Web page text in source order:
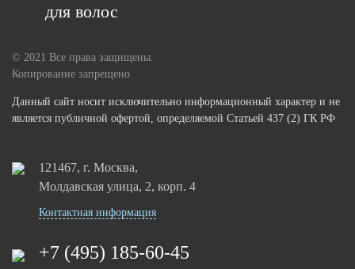
для волос
© 2021 Все права защищены.
Копирование запрещено
Данный сайт носит исключительно информационный характер и не
является публичной офертой, определяемой Статьей 437 (2) ГК РФ
121467, г. Москва,
Молдавская улица, 2, корп. 4
Контактная информация
+7 (495) 185-60-45